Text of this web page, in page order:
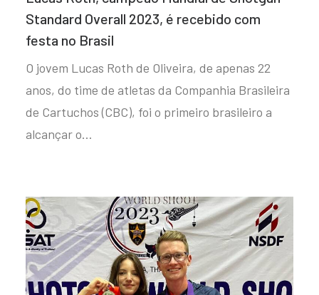
Standard Overall 2023, é recebido com
festa no Brasil
O jovem Lucas Roth de Oliveira, de apenas 22
anos, do time de atletas da Companhia Brasileira
de Cartuchos (CBC), foi o primeiro brasileiro a
alcançar o…